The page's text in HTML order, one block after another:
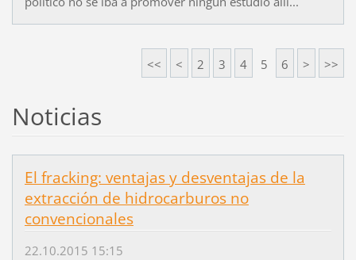
<< < 2 3 4 5 6 > >>
Noticias
El fracking: ventajas y desventajas de la
extracción de hidrocarburos no
convencionales
22.10.2015 15:15